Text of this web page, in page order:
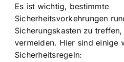
Es ist wichtig, bestimmte
Sicherheitsvorkehrungen
Sicherungskasten zu
vermeiden. Hier sind einige
Sicherheitsregeln: